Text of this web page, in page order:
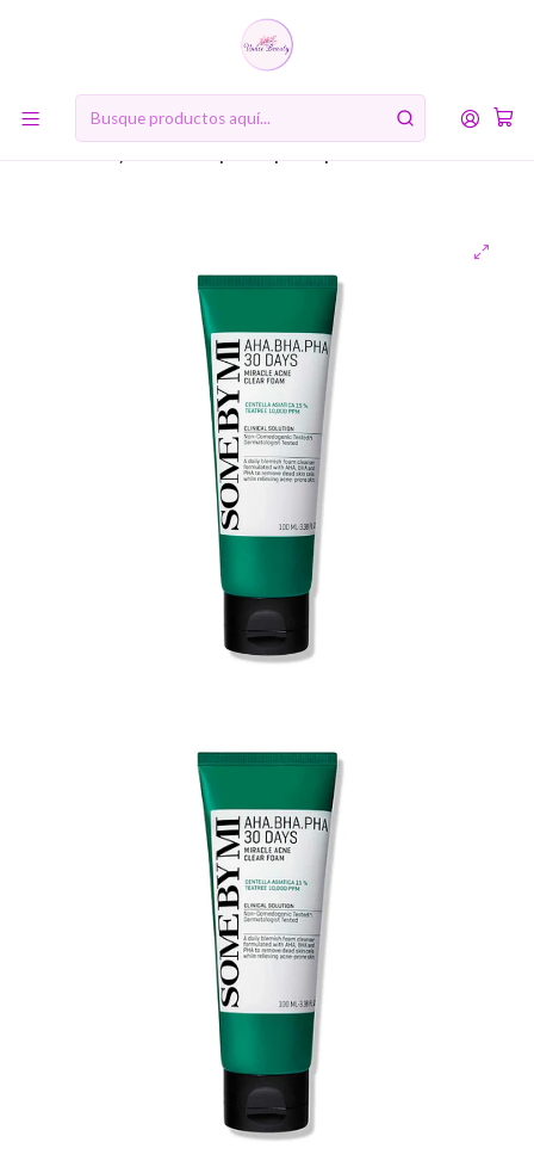
10% de descuento en tu primera compra online. Código: BIENVENIDA10
RUTINA DE BELLEZA COREANA
Primer paso: Doble limpieza
AHA-BHA-PHA 30 Days Miracle Acne Clear Foam (Some By